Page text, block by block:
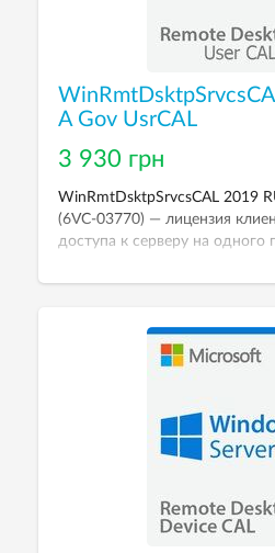
A Gov UsrCAL
3 930 грн
WinRmtDsktpSrvcsCAL 2019
(6VC-03770) — лицензия
доступа к серверу на одного